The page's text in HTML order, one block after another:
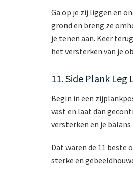
Ga op je zij liggen en
grond en breng ze
je tenen aan. Keer
het versterken van je
11. Side Plank Leg
Begin in een
vast en laat dan
versterken en je
Dat waren de 11
sterke en